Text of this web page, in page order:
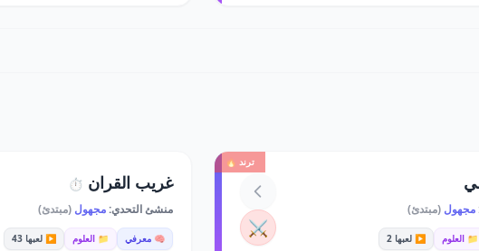
ترند 🔥
مجهول(مبتدئ)
📁 العلوم ▶️ لعبها 2 ⚔️
غريب القران ⏱️
منشئ التحدي:مجهول (مبتدئ)
🧠 معرفي 📁 العلوم ▶️ لعبها 43